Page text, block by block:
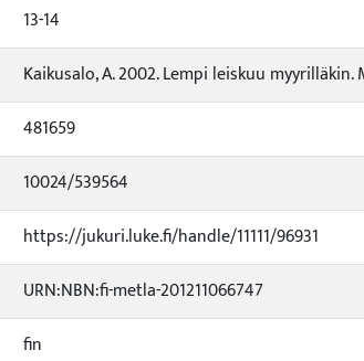
13-14
Kaikusalo, A. 2002. Lempi leiskuu
481659
10024/539564
https://jukuri.luke.fi/handle/11111/96931
URN:NBN:fi-metla-201211066747
fin